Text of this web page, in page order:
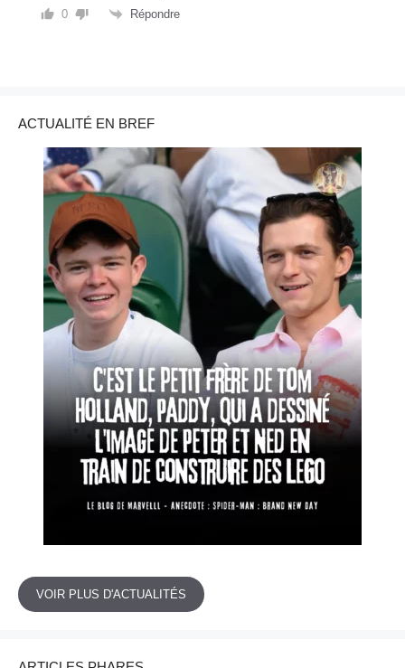
0 Répondre
ACTUALITÉ EN BREF
VOIR PLUS D'ACTUALITÉS